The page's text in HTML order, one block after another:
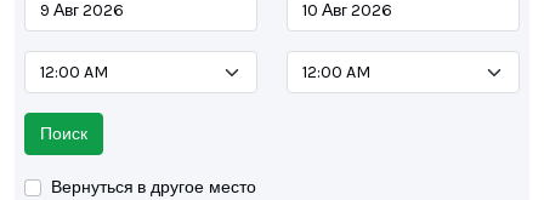
Поиск
Вернуться в другое место